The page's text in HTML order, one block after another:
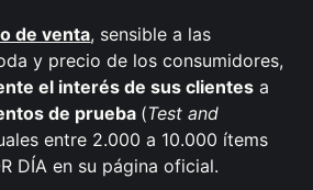
de venta, sensible a las
y precio de los consumidores,
el interés de sus clientes a
de prueba (Test and
entre 2.000 a 10.000 ítems
DÍA en su página oficial.